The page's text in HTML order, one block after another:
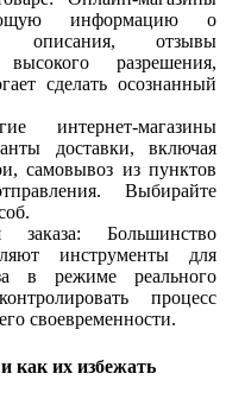
информацию о
описания, отзывы
разрешения,
сделать осознанный
интернет-магазины
доставки, включая
самовывоз из пунктов
Выбирайте
заказа: Большинство
инструменты для
в режиме реального
процесс
своевременности.
как их избежать